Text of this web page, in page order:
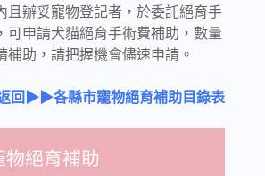
且辦妥寵物登記者，於委託絕育手
可申請犬貓絕育手術費補助，數量
補助，請把握機會儘速申請。
回▶▶各縣市寵物絕育補助目錄表
物絕育補助